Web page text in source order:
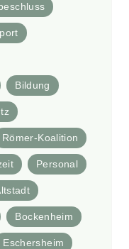
Bildung
Römer-Koalition
Personal
Bockenheim
Eschersheim